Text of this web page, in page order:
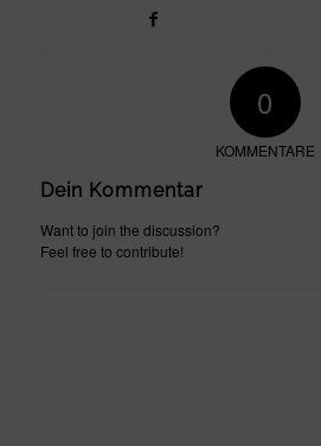
0
KOMMENTARE
Dein Kommentar
Want to join the discussion?
Feel free to contribute!